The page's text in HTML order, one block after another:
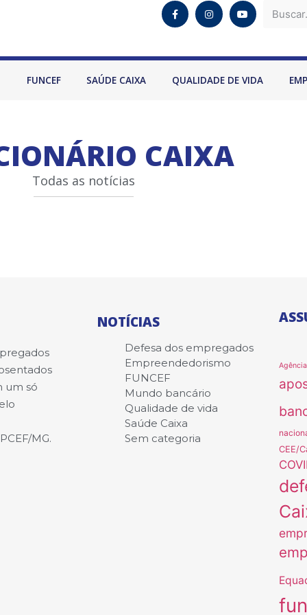
FUNCEF SAÚDE CAIXA QUALIDADE DE VIDA
CAIXA
Todas as notícias
um só
MG.
NOTÍCIAS
Defesa dos empregados
Empreendedorismo
FUNCEF
Mundo bancário
Qualidade de vida
Saúde Caixa
Sem categoria
CEE/